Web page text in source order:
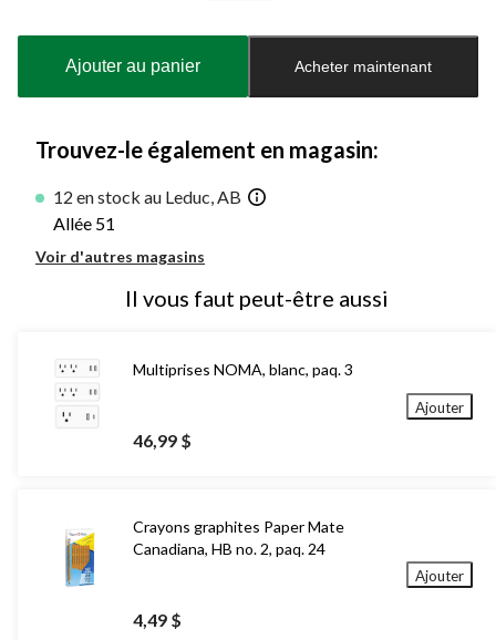
à
Ajouter au panier Acheter maintenant
Trouvez-le également en magasin:
12 en stock au Leduc, AB
Allée 51
Voir d'autres magasins
Il vous faut peut-être aussi
Multiprises NOMA, blanc, paq. 3
46,99 $
Ajouter
Crayons graphites Paper Mate
Canadiana, HB no. 2, paq. 24
4,49 $
Ajouter